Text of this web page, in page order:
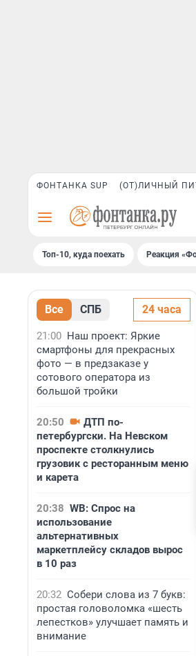
ФОНТАНКА SUP (ОТ)ЛИЧНЫЙ
Топ-10, куда поехать Реакция
Все СПБ 24 часа
21:00 Наш проект: Яркие
смартфоны для прекрасных
фото — в предзаказе у
сотового оператора из
большой тройки
20:50
ДТП по-
петербургски. На Невском
проспекте столкнулись
грузовик с ресторанным меню
и карета
20:38 WB: Спрос на
использование
альтернативных
маркетплейсу складов вырос
в 10 раз
20:32 Собери слова из 7 букв:
простая головоломка «шесть
лепестков» улучшает память и
внимание